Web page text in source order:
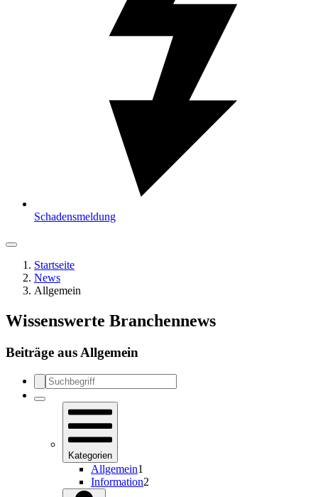
Schadensmeldung
Startseite
News
Allgemein
Wissenswerte Branchennews
Beiträge aus Allgemein
Kategorien
Allgemein1
Information2